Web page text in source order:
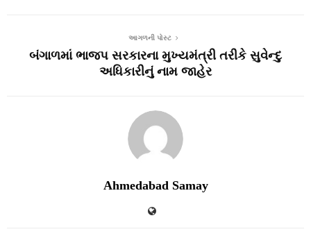
આગળની પોસ્ટ
બંગાળમાં ભાજપ સરકારના મુખ્યમંત્રી તરીકે સુવેન્દુ
અધિકારીનું નામ જાહેર
Ahmedabad Samay